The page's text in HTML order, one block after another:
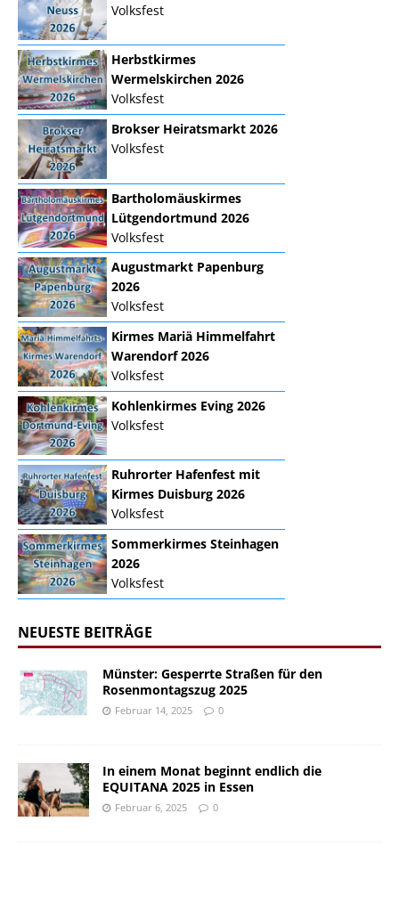
Volksfest
Herbstkirmes
Wermelskirchen 2026
Volksfest
Brokser Heiratsmarkt 2026
Volksfest
Bartholomäuskirmes
Lütgendortmund 2026
Volksfest
Augustmarkt Papenburg
2026
Volksfest
Kirmes Mariä Himmelfahrt
Warendorf 2026
Volksfest
Kohlenkirmes Eving 2026
Volksfest
Ruhrorter Hafenfest mit
Kirmes Duisburg 2026
Volksfest
Sommerkirmes Steinhagen
2026
Volksfest
NEUESTE BEITRÄGE
Münster: Gesperrte Straßen für den
Rosenmontagszug 2025
Februar 14, 2025 0
In einem Monat beginnt endlich die
EQUITANA 2025 in Essen
Februar 6, 2025 0